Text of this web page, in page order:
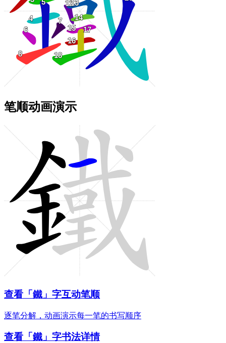
笔顺动画演示
查看「鐵」字互动笔顺
逐笔分解，动画演示每一笔的书写顺序
查看「鐵」字书法详情